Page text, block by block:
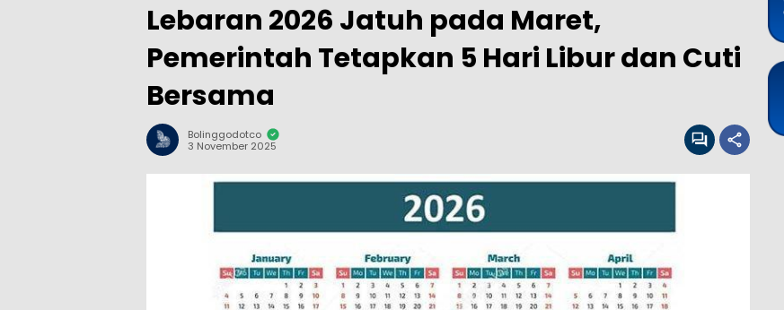
Lebaran 2026 Jatuh pada Maret,
Pemerintah Tetapkan 5 Hari Libur dan Cuti
Bersama
Bolinggodotco
3 November 2025